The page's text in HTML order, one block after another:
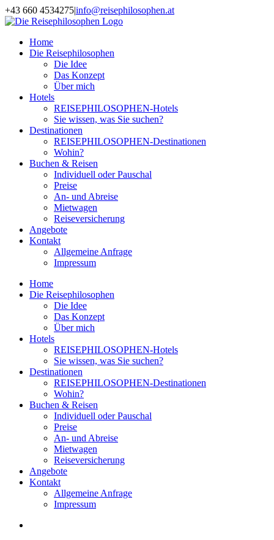
Zum
Inhalt
+43 660 4534275|info@reisephilosophen.at
Facebook
Instagram
LinkedIn
Pinterest
Home
Die Reisephilosophen
Die Idee
Das Konzept
Über mich
Hotels
REISEPHILOSOPHEN-Hotels
Sie wissen, was Sie suchen?
Destinationen
REISEPHILOSOPHEN-Destinationen
Wohin?
Buchen & Reisen
Individuell oder Pauschal
Preise
An- und Abreise
Mietwagen
Reiseversicherung
Angebote
Kontakt
Allgemeine Anfrage
Impressum
Home
Die Reisephilosophen
Die Idee
Das Konzept
Über mich
Hotels
REISEPHILOSOPHEN-Hotels
Sie wissen, was Sie suchen?
Destinationen
REISEPHILOSOPHEN-Destinationen
Wohin?
Buchen & Reisen
Individuell oder Pauschal
Preise
An- und Abreise
Mietwagen
Reiseversicherung
Angebote
Kontakt
Allgemeine Anfrage
Impressum